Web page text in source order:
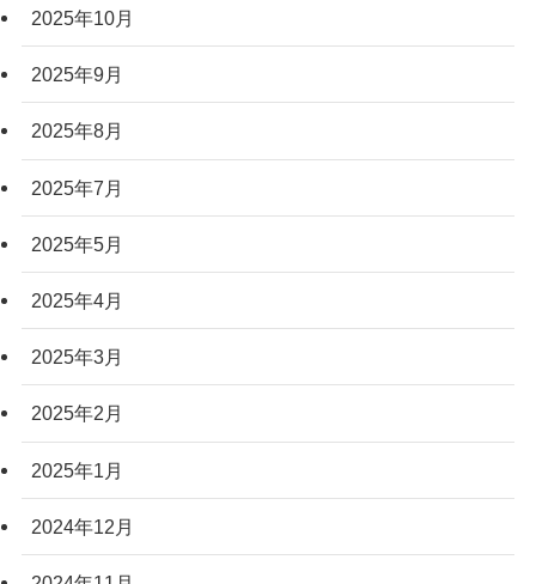
2025年10月
2025年9月
2025年8月
2025年7月
2025年5月
2025年4月
2025年3月
2025年2月
2025年1月
2024年12月